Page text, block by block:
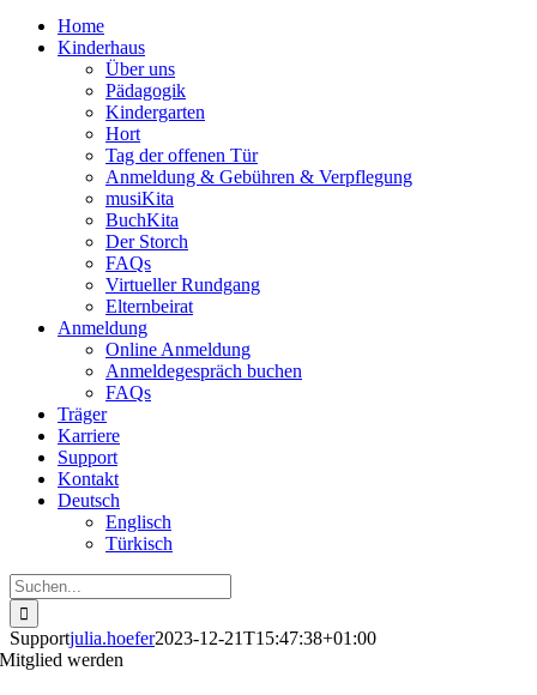
Home
Kinderhaus
Über uns
Pädagogik
Kindergarten
Hort
Tag der offenen Tür
Anmeldung & Gebühren & Verpflegung
musiKita
BuchKita
Der Storch
FAQs
Virtueller Rundgang
Elternbeirat
Anmeldung
Online Anmeldung
Anmeldegespräch buchen
FAQs
Träger
Karriere
Support
Kontakt
Deutsch
Englisch
Türkisch
Suche
nach:
Supportjulia.hoefer2023-12-21T15:47:38+01:00
Mitglied werden